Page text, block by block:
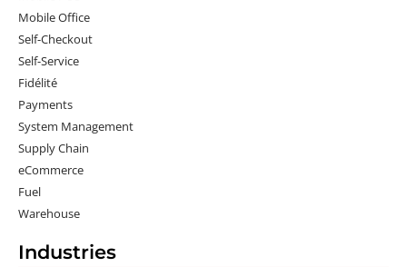
Mobile Office
Self-Checkout
Self-Service
Fidélité
Payments
System Management
Supply Chain
eCommerce
Fuel
Warehouse
Industries